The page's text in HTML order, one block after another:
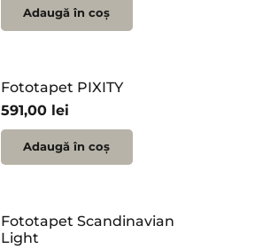
Adaugă în coș
Fototapet PIXITY
591,00 lei
Adaugă în coș
Fototapet Scandinavian
Light